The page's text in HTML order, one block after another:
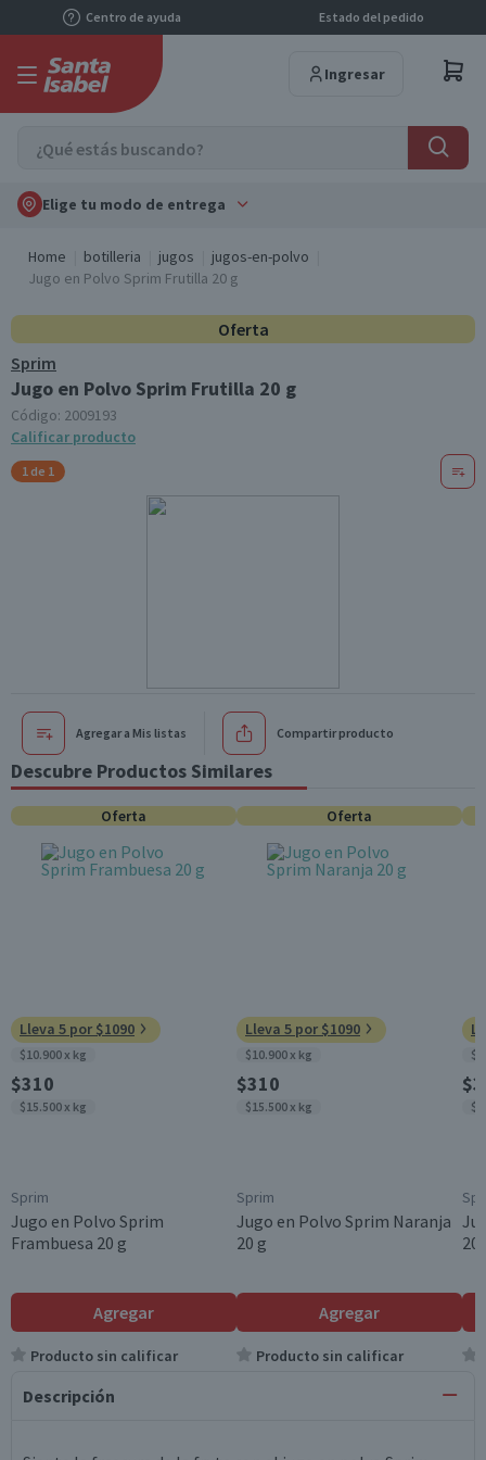
Centro de ayuda Estado del pedido
Ingresar
Elige tu modo de entrega
Home botilleria jugos
jugos-en-polvo
Jugo en Polvo Sprim Frutilla 20 g
Oferta
Sprim
Jugo en Polvo Sprim Frutilla 20 g
Código: 2009193
Calificar producto
1 de 1
Agregar a Mis listas Compartir producto
Descubre Productos Similares
Oferta
Lleva 5 por $1090
$10.900 x kg
$310
$15.500 x kg
Sprim
Jugo en Polvo Sprim
Frambuesa 20 g
Agregar
Producto sin calificar
Oferta
Lleva 5 por $1090
$10.900 x kg
$310
$15.500 x kg
Sprim
Jugo en Polvo Sprim Naranja
20 g
Agregar
Producto sin calificar
20
Descripción